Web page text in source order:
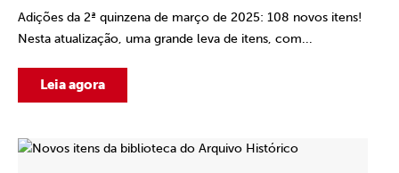
Adições da 2ª quinzena de março de 2025: 108 novos itens!
Nesta atualização, uma grande leva de itens, com...
Leia agora